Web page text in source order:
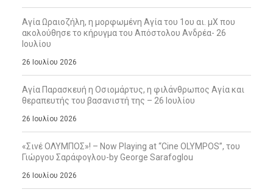
Αγία Ωραιοζήλη, η μορφωμένη Αγία του 1ου αι. μΧ που
ακολούθησε το κήρυγμα του Απόστολου Ανδρέα- 26
Ιουλίου
26 Ιουλίου 2026
Αγία Παρασκευή η Οσιομάρτυς, η φιλάνθρωπος Αγία και
θεραπευτής του βασανιστή της – 26 Ιουλίου
26 Ιουλίου 2026
«Σινέ ΟΛΥΜΠΟΣ»! – Now Playing at “Cine OLYMPOS”, του
Γιώργου Σαράφογλου-by George Sarafoglou
26 Ιουλίου 2026